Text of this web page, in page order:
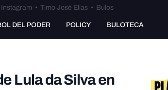
• Timo José Elías • Bulos
DEL PODER POLICY BULOTECA
Lula da Silva en